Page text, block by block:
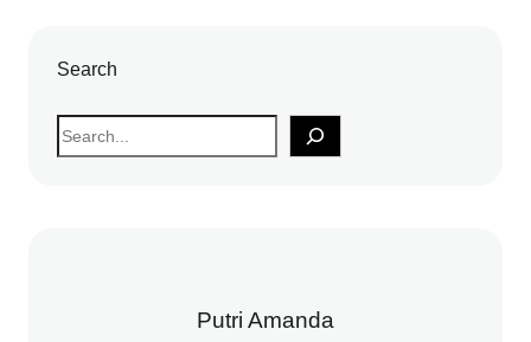
Search
S
e
Putri Amanda